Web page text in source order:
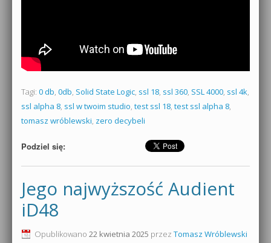
Tagi: 0 db, 0db, Solid State Logic, ssl 18, ssl 360, SSL 4000, ssl 4k,
ssl alpha 8, ssl w twoim studio, test ssl 18, test ssl alpha 8,
tomasz wróblewski, zero decybeli
Podziel się:
Jego najwyższość Audient
iD48
Opublikowano 22 kwietnia 2025 przez Tomasz Wróblewski